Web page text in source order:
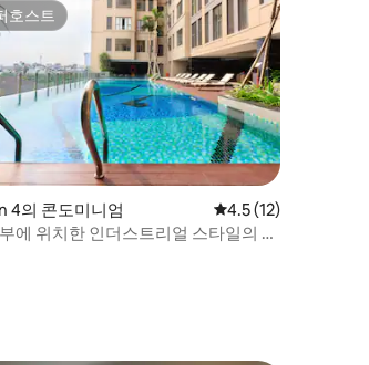
), 후기 213개
호스트
호스트
4의 콘도미니엄 평점 4.5점(5점 만점
4.5 (12)
에 위치한 인더스트리얼 스타일의 침